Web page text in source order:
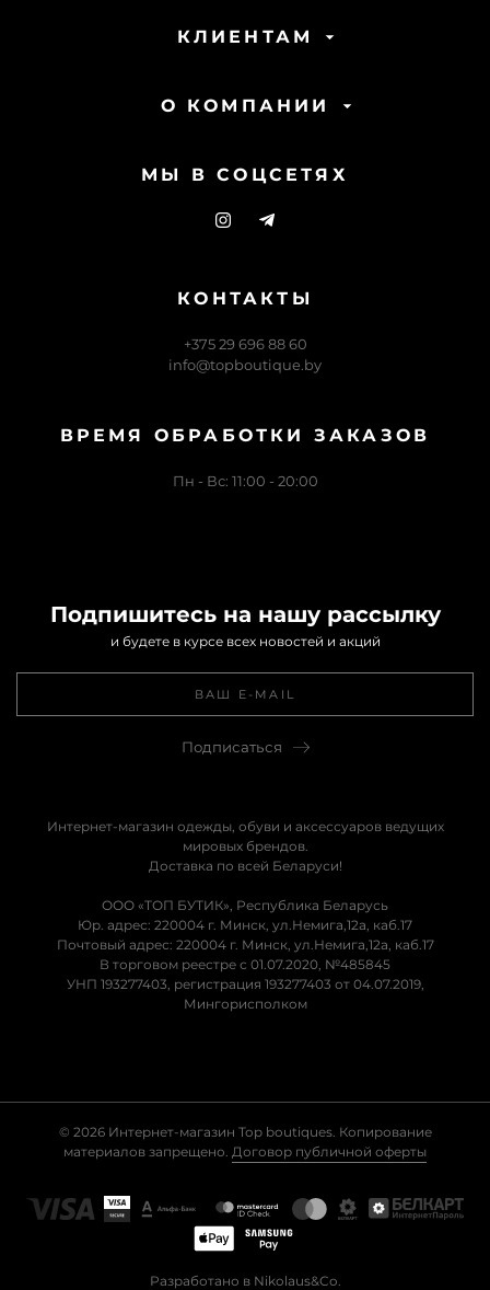
КЛИЕНТАМ
О КОМПАНИИ
МЫ В СОЦСЕТЯХ
КОНТАКТЫ
+375 29 696 88 60
info@topboutique.by
ВРЕМЯ ОБРАБОТКИ ЗАКАЗОВ
Пн - Вс: 11:00 - 20:00
Подпишитесь на нашу рассылку
и будете в курсе всех новостей и акций
Подписаться
Интернет-магазин одежды, обуви и аксессуаров ведущих
мировых брендов.
Доставка по всей Беларуси!
ООО «ТОП БУТИК», Республика Беларусь
Юр. адрес: 220004 г. Минск, ул.Немига,12а, каб.17
Почтовый адрес: 220004 г. Минск, ул.Немига,12а, каб.17
В торговом реестре с 01.07.2020, №485845
УНП 193277403, регистрация 193277403 от 04.07.2019,
Мингорисполком
© 2026 Интернет-магазин Top boutiques. Копирование
материалов запрещено. Договор публичной оферты
Разработано в Nikolaus&Co.